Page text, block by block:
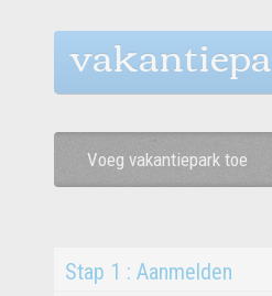
Voeg vakantiepark toe
Stap 1 : Aanmelden